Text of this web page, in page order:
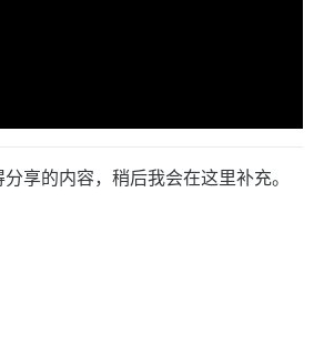
享的内容，稍后我会在这里补充。